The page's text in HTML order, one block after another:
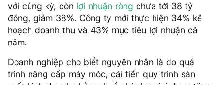
với cùng kỳ, còn lợi nhuận ròng chưa tới 38 tỷ
đồng, giảm 38%. Công ty mới thực hiện 34% kế
hoạch doanh thu và 43% mục tiêu lợi nhuận cả
năm.
Doanh nghiệp cho biết nguyên nhân là do quá
trình nâng cấp máy móc, cải tiến quy trình sản